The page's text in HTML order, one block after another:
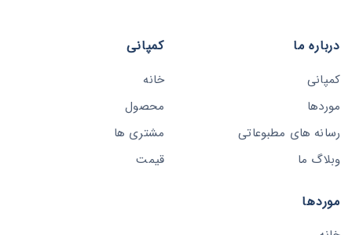
درباره ما
کمپانی
موردها
رسانه های مطبوعاتی
وبلاگ ما
کمپانی
خانه
محصول
مشتری ها
قیمت
موردها